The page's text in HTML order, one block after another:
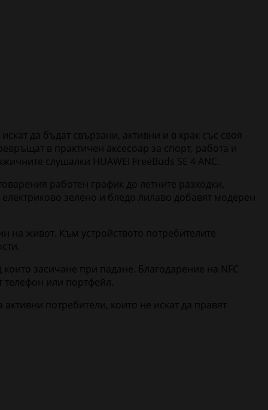
да бъдат свързани, активни и в крак със своя
в практичен аксесоар за спорт, работа и
слушалки HUAWEI FreeBuds SE 4 ANC.
работен график до летните разходки,
зелено и бледо лилаво добавят модерен
на живот. Към устройството потребителите
засичане при падане. Благодарение на NFC
телефон или портфейл.
потребители, които не искат да правят